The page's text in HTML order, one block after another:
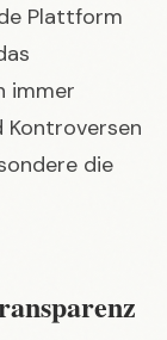
Plattform
immer
die